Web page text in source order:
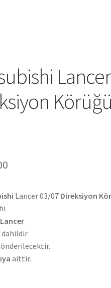
Lancer
Körüğü
fiyat:
₺2.730,00.
Lancer 03/07 Direksiyon
Lancer
aittir.